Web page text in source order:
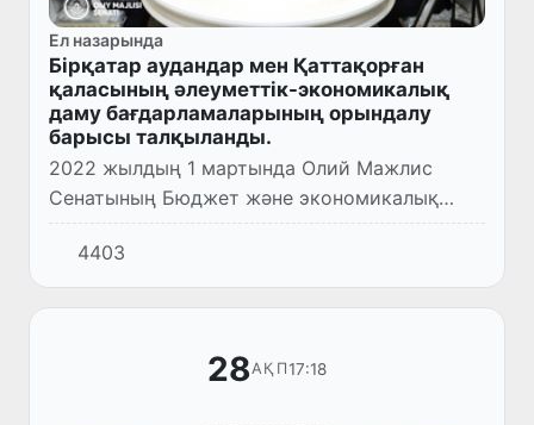
Ел назарында
Бірқатар аудандар мен Қаттақорған
қаласының әлеуметтік-экономикалық
даму бағдарламаларының орындалу
барысы талқыланды.
2022 жылдың 1 мартында Олий Мажлис
Сенатының Бюджет және экономикалық
реформалар мәселелері комитетінің
жиналысы өтті.
4403
28АҚП17:18